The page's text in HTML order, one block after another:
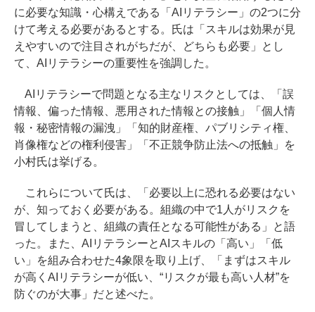
に必要な知識・心構えである「AIリテラシー」の2つに分
けて考える必要があるとする。氏は「スキルは効果が見
えやすいので注目されがちだが、どちらも必要」とし
て、AIリテラシーの重要性を強調した。
AIリテラシーで問題となる主なリスクとしては、「誤
情報、偏った情報、悪用された情報との接触」「個人情
報・秘密情報の漏洩」「知的財産権、パブリシティ権、
肖像権などの権利侵害」「不正競争防止法への抵触」を
小村氏は挙げる。
これらについて氏は、「必要以上に恐れる必要はない
が、知っておく必要がある。組織の中で1人がリスクを
冒してしまうと、組織の責任となる可能性がある」と語
った。また、AIリテラシーとAIスキルの「高い」「低
い」を組み合わせた4象限を取り上げ、「まずはスキル
が高くAIリテラシーが低い、“リスクが最も高い人材”を
防ぐのが大事」だと述べた。